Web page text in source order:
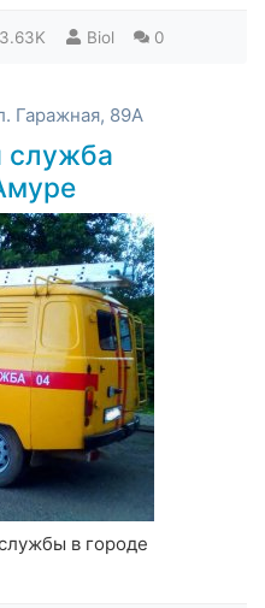
3.63K Biol 0
Гаражная, 89А
служба
в городе